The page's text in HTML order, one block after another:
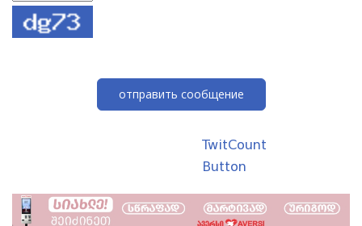
отправить сообщение
TwitCount
Button